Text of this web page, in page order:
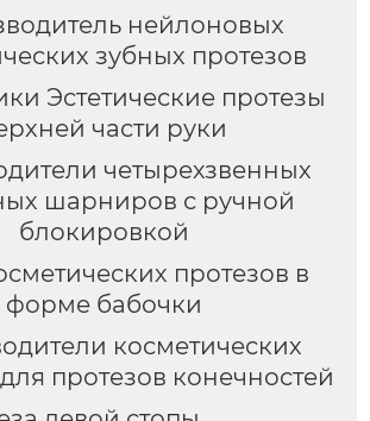
нейлоновых
зубных протезов
Эстетические протезы
части руки
четырехзвенных
шарниров с ручной
блокировкой
протезов в
форме бабочки
косметических
протезов конечностей